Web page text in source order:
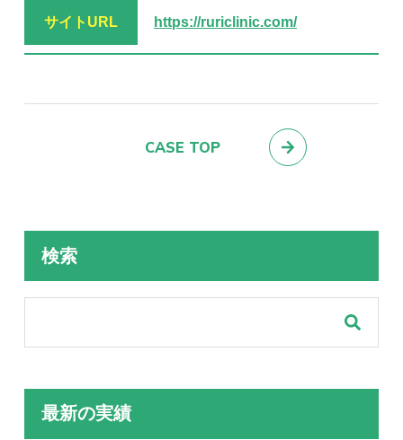
サイトURL https://ruriclinic.com/
CASE TOP
検索
最新の実績